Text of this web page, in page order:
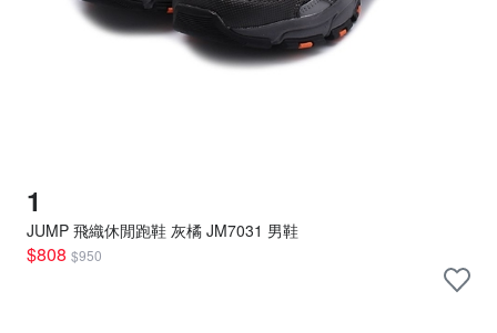
1
JUMP 飛織休閒跑鞋 灰橘 JM7031 男鞋
$808 $950